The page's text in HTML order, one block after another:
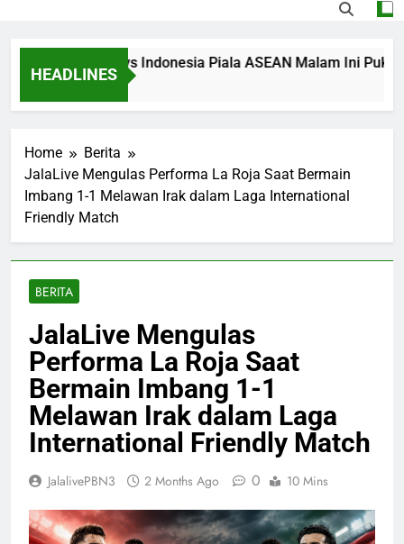
HEADLINES
Singapura vs Indonesia Piala ASEAN Malam Ini Pukul
Home
Berita
JalaLive Mengulas Performa La Roja Saat Bermain
Imbang 1-1 Melawan Irak dalam Laga International
Friendly Match
BERITA
JalaLive Mengulas
Performa La Roja Saat
Bermain Imbang 1-1
Melawan Irak dalam Laga
International Friendly Match
JalalivePBN3 2 Months Ago 0 10 Mins